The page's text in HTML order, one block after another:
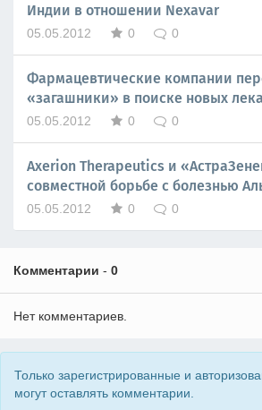
Индии в отношении Nexavar
05.05.2012 0 0
Фармацевтические компании
«загашники» в поиске новых
05.05.2012 0 0
Axerion Therapeutics и
совместной борьбе с болезнью
05.05.2012 0 0
Комментарии - 0
Нет комментариев.
Только зарегистрированные и
могут оставлять комментарии.